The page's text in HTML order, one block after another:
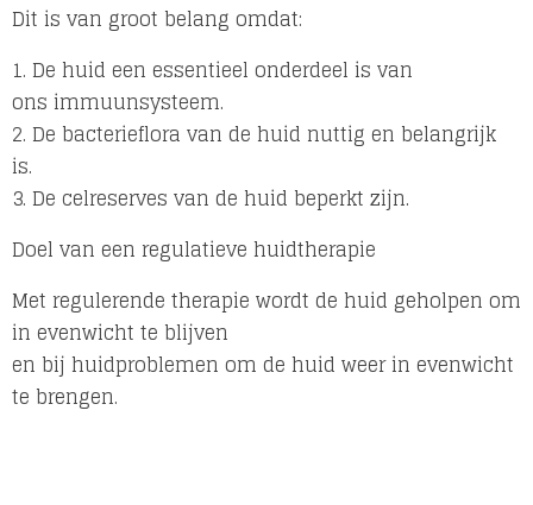
Dit is van groot belang omdat:
1. De huid een essentieel onderdeel is van
ons immuunsysteem.
2. De bacterieflora van de huid nuttig en belangrijk
is.
3. De celreserves van de huid beperkt zijn.
Doel van een regulatieve huidtherapie
Met regulerende therapie wordt de huid geholpen om
in evenwicht te blijven
en bij huidproblemen om de huid weer in evenwicht
te brengen.